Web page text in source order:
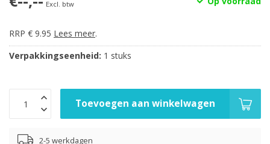
Excl. btw
RRP € 9.95 Lees meer.
Verpakkingseenheid: 1 stuks
Toevoegen aan winkelwagen
2-5 werkdagen